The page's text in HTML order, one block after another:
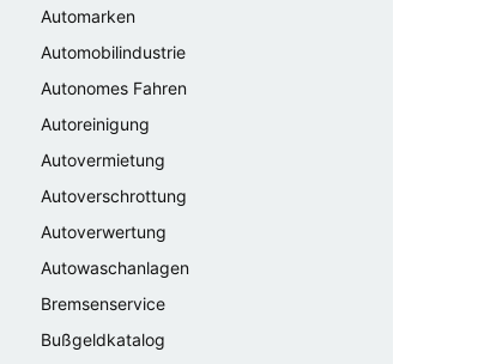
Automarken
Automobilindustrie
Autonomes Fahren
Autoreinigung
Autovermietung
Autoverschrottung
Autoverwertung
Autowaschanlagen
Bremsenservice
Bußgeldkatalog